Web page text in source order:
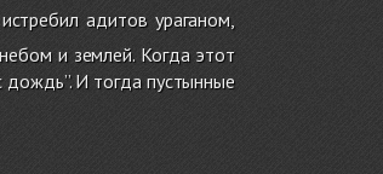
адитов ураганом,
и землей. Когда этот
И тогда пустынные